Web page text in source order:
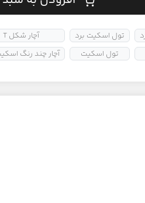
تول اسکیت برد
تول اسکیت
آچار شکل T
آچار چند رنگ